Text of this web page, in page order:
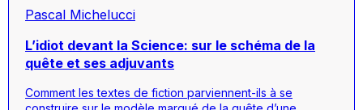
Pascal Michelucci
L’idiot devant la Science: sur le schéma de la
quête et ses adjuvants
Comment les textes de fiction parviennent-ils à se